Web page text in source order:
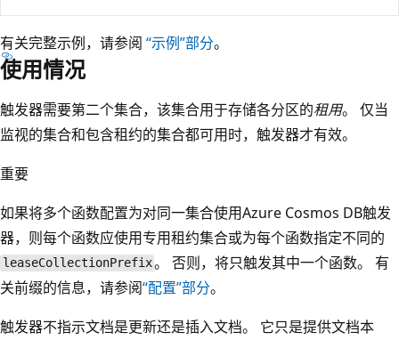
有关完整示例，请参阅 “示例”部分。
使用情况
触发器需要第二个集合，该集合用于存储各分区的租用。 仅当
监视的集合和包含租约的集合都可用时，触发器才有效。
重要
如果将多个函数配置为对同一集合使用Azure Cosmos DB触发
器，则每个函数应使用专用租约集合或为每个函数指定不同的
leaseCollectionPrefix。 否则，将只触发其中一个函数。 有
关前缀的信息，请参阅“配置”部分。
触发器不指示文档是更新还是插入文档。 它只是提供文档本